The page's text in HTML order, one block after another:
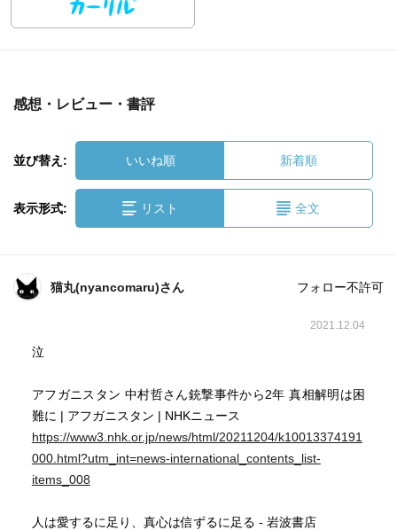
感想・レビュー・書評
並び替え: いいね順 新着順
表示形式: リスト 全文
猫丸(nyancomaru)さん フォロー不許可
2021.12.04
泣
アフガニスタン 中村哲さん銃撃事件から2年 真相解明は困
難に | アフガニスタン | NHKニュース
https://www3.nhk.or.jp/news/html/20211204/k10013374191
000.html?utm_int=news-international_contents_list-
items_008
人は愛するに足り、真心は信ずるに足る - 岩波書店